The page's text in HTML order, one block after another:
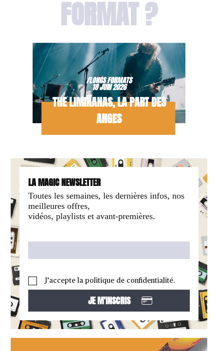
FORMAT ?
/LONGS FORMATS
18 JUIN 2026
THE LIMIÑANAS, LA PART DES
ANGES
LA MAGIC NEWSLETTER
Toutes les semaines, les dernières infos, nos
meilleures offres,
vidéos, playlists et avant-premières.
J’accepte la politique de confidentialité.